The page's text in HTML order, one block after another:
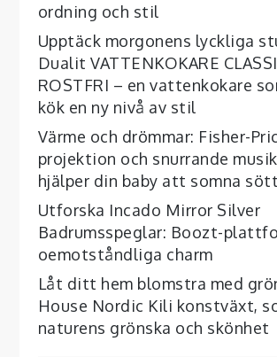
ordning och stil
Upptäck morgonens lyckliga
Dualit VATTENKOKARE
ROSTFRI – en vattenkokare
kök en ny nivå av stil
Värme och drömmar: Fisher-
projektion och snurrande
hjälper din baby att somna sött
Utforska Incado Mirror Silver
Badrumsspeglar: Boozt-
oemotståndliga charm
Låt ditt hem blomstra med
House Nordic Kili konstväxt,
naturens grönska och skönhet